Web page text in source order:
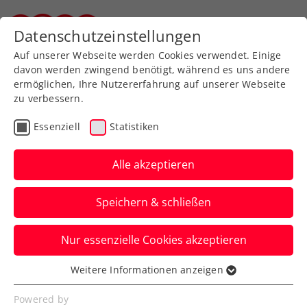
Zurück zur Newsübersicht
Thiem vor Davis-Cup-
Auftakt in Kroatien: „Wir
sind bereit fürs
Wochenende“
Die ÖTV-Asse vor dem ersten Spieltag am
heutigen Samstag hier im Interview mit
LAOLA1.
Verfasst von: Manuel Wachta, 04.02.2023
Datenschutzeinstellungen
Auf unserer Webseite werden Cookies verwendet. Einige
davon werden zwingend benötigt, während es uns andere
ermöglichen, Ihre Nutzererfahrung auf unserer Webseite
zu verbessern.
Essenziell Statistiken
Alle akzeptieren
Speichern & schließen
Nur essenzielle Cookies akzeptieren
Essenziell
Essenzielle Cookies werden für grundlegende
Weitere Informationen anzeigen
Powered by